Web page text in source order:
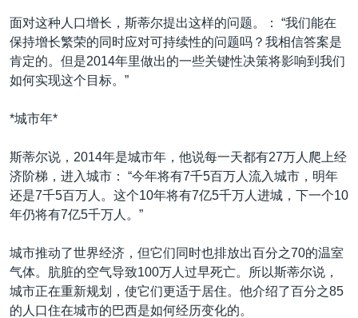
面对这种人口增长，斯蒂尔提出这样的问题。： “我们能在
保持增长繁荣的同时应对可持续性的问题吗？我相信答案是
肯定的。但是2014年里做出的一些关键性决策将影响到我们
如何实现这个目标。”
*城市年*
斯蒂尔说，2014年是城市年，他说每一天都有27万人爬上经
济阶梯，进入城市： “今年将有7千5百万人流入城市，明年
还是7千5百万人。这个10年将有7亿5千万人进城，下一个10
年仍将有7亿5千万人。”
城市推动了世界经济，但它们同时也排放出百分之70的温室
气体。肮脏的空气导致100万人过早死亡。所以斯蒂尔说，
城市正在重新规划，使它们更适于居住。他介绍了百分之85
的人口住在城市的巴西是如何经历变化的。